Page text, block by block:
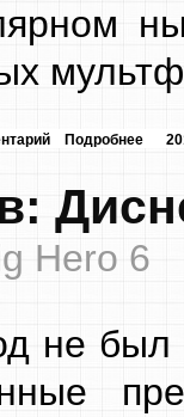
Подробнее
Hero 6
не был